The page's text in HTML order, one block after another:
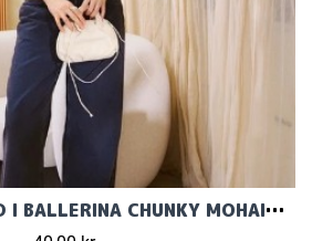
"IVY TEE" STICKAD I BALLERINA CHUNKY MOHAIR 2502-6